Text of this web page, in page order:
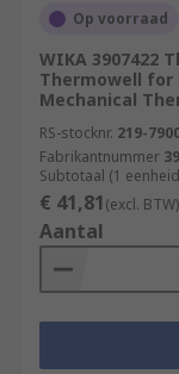
Op voorraad
WIKA 3907422
Thermowell for
Mechanical
RS-stocknr. 219-
Fabrikantnummer
Subtotaal (1
€ 41,81(excl. BTW)
Aantal